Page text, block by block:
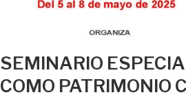
SEMINARIO
COMO PATRIMONIO